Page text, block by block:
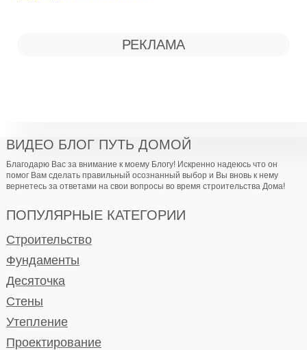
РЕКЛАМА
ВИДЕО БЛОГ ПУТЬ ДОМОЙ
Благодарю Вас за внимание к моему Блогу! Искренно надеюсь что он
помог Вам сделать правильный осознанный выбор и Вы вновь к нему
вернетесь за ответами на свои вопросы во время строительства Дома!
ПОПУЛЯРНЫЕ КАТЕГОРИИ
Строительство
Фундаменты
Десяточка
Стены
Утепление
Проектирование